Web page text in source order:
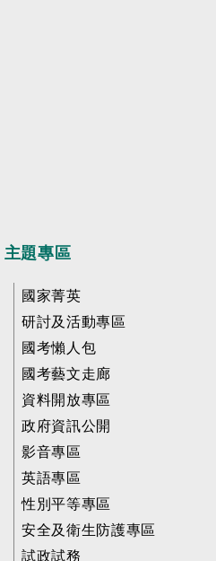
主題專區
國家菁英
研討及活動專區
國考懶人包
國考藝文走廊
資料開放專區
政府資訊公開
影音專區
英語專區
性別平等專區
安全及衛生防護專區
試政試務